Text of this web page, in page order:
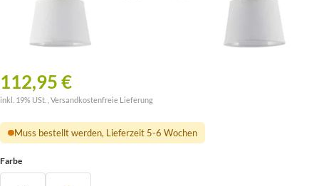
112,95 €
inkl. 19% USt. , Versandkostenfreie Lieferung
Muss bestellt werden, Lieferzeit 5-6 Wochen
Farbe